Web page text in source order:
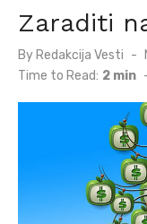
Zaraditi
By Redakcija Vesti
Time to Read: 2 min